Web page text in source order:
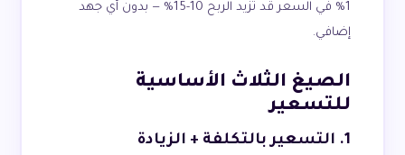
1% في السعر قد تزيد الربح 10-15% — بدون أي جهد
إضافي.
الصيغ الثلاث الأساسية
للتسعير
1. التسعير بالتكلفة + الزيادة